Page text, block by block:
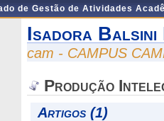
de Gestão de Atividades
Isadora Balsini
cam - CAMPUS
Produção
Artigos (1)